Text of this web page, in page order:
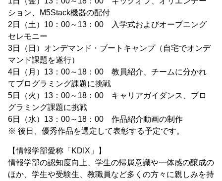
ション、M5Stack機器の配付
2日（土）10：00～13：00 入学式およびオープニング
セレモニー
3日（日）オンデマンド・ブートキャンプ（自宅でオンデ
マンド課題を遂行）
4日（月）13：00～18：00 教員紹介、チームに分かれ
てプログラミング課題に挑戦
5日（火）13：00～18：00 キャリアガイダンス、プロ
グラミング課題に挑戦
6日（水）13：00～18：00 作品紹介動画の制作
※ 後日、優秀作品を選定して表彰する予定です。
【情報学部愛称「KDIX」】
情報学部の認知度向上、学生の帰属意識や一体感の醸成の
ほか、学生や受験生、教職員など多くの方々に親しみを持